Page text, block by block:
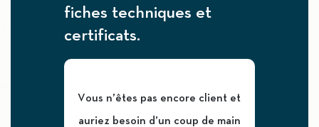
fiches techniques et
certificats.
Vous n’êtes pas encore client et
auriez besoin d’un coup de main